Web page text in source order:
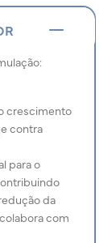
crescimento
contra
para o
da
com